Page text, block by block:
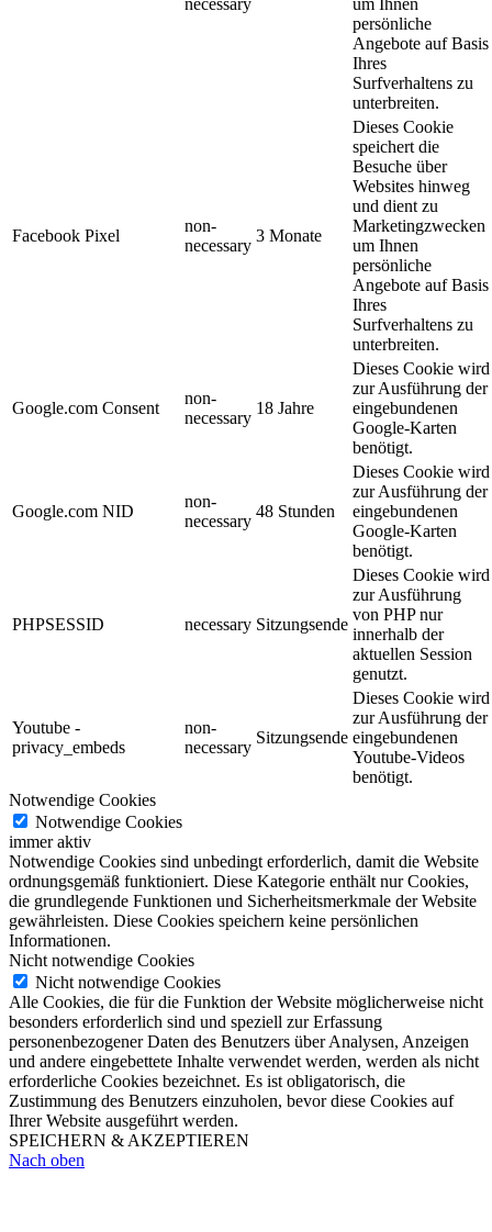
persönliche
Angebote auf Basis
Ihres
Surfverhaltens zu
unterbreiten.
Facebook Pixel
non-
necessary
3 Monate
Dieses Cookie
speichert die
Besuche über
Websites hinweg
und dient zu
Marketingzwecken
um Ihnen
persönliche
Angebote auf Basis
Ihres
Surfverhaltens zu
unterbreiten.
Google.com Consent
non-
necessary
18 Jahre
Dieses Cookie wird
zur Ausführung der
eingebundenen
Google-Karten
benötigt.
Google.com NID
non-
necessary
48 Stunden
Dieses Cookie wird
zur Ausführung der
eingebundenen
Google-Karten
benötigt.
PHPSESSID necessary Sitzungsende
Dieses Cookie wird
zur Ausführung
von PHP nur
innerhalb der
aktuellen Session
genutzt.
Youtube -
privacy_embeds
non-
necessary
Sitzungsende
Dieses Cookie wird
zur Ausführung der
eingebundenen
Youtube-Videos
benötigt.
Notwendige Cookies
Notwendige Cookies
immer aktiv
Notwendige Cookies sind unbedingt erforderlich, damit die Website
ordnungsgemäß funktioniert. Diese Kategorie enthält nur Cookies,
die grundlegende Funktionen und Sicherheitsmerkmale der Website
gewährleisten. Diese Cookies speichern keine persönlichen
Informationen.
Nicht notwendige Cookies
Nicht notwendige Cookies
Alle Cookies, die für die Funktion der Website möglicherweise nicht
besonders erforderlich sind und speziell zur Erfassung
personenbezogener Daten des Benutzers über Analysen, Anzeigen
und andere eingebettete Inhalte verwendet werden, werden als nicht
erforderliche Cookies bezeichnet. Es ist obligatorisch, die
Zustimmung des Benutzers einzuholen, bevor diese Cookies auf
Ihrer Website ausgeführt werden.
SPEICHERN & AKZEPTIEREN
Nach oben